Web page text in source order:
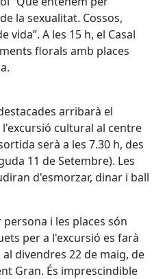
la sexualitat. Cossos,
vida”. A les 15 h, el Casal
florals amb places
arribarà el
cultural al centre
serà a les 7.30 h, des
11 de Setembre). Les
d'esmorzar, dinar i ball
i les places són
per a l'excursió es farà
divendres 22 de maig, de
Gran. És imprescindible